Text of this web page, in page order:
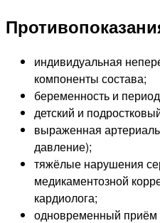
индивидуальная
компоненты состава;
беременность и
детский и
выраженная
давление);
тяжёлые нарушения
медикаментозной
кардиолога;
одновременный приём